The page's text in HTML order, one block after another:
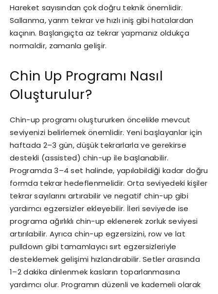
Hareket sayısından çok doğru teknik önemlidir.
Sallanma, yarım tekrar ve hızlı iniş gibi hatalardan
kaçının. Başlangıçta az tekrar yapmanız oldukça
normaldir, zamanla gelişir.
Chin Up Programı Nasıl
Oluşturulur?
Chin-up programı oluştururken öncelikle mevcut
seviyenizi belirlemek önemlidir. Yeni başlayanlar için
haftada 2–3 gün, düşük tekrarlarla ve gerekirse
destekli (assisted) chin-up ile başlanabilir.
Programda 3–4 set halinde, yapılabildiği kadar doğru
formda tekrar hedeflenmelidir. Orta seviyedeki kişiler
tekrar sayılarını artırabilir ve negatif chin-up gibi
yardımcı egzersizler ekleyebilir. İleri seviyede ise
programa ağırlıklı chin-up eklenerek zorluk seviyesi
artırılabilir. Ayrıca chin-up egzersizini, row ve lat
pulldown gibi tamamlayıcı sırt egzersizleriyle
desteklemek gelişimi hızlandırabilir. Setler arasında
1–2 dakika dinlenmek kasların toparlanmasına
yardımcı olur. Programın düzenli ve kademeli olarak